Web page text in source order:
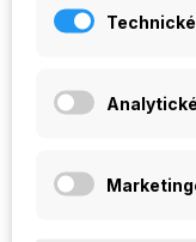
Lososový
Objevte nové